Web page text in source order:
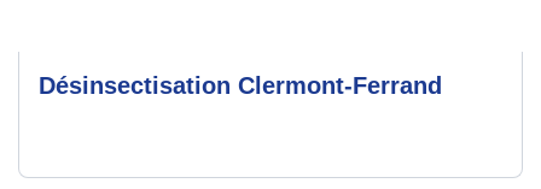
Désinsectisation Clermont-Ferrand